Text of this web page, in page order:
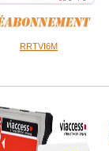
RRTVI6M